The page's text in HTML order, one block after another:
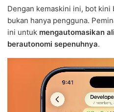
Dengan kemaskini ini, bot kini
bukan hanya pengguna.
ini untuk mengautomasikan
berautonomi sepenuhnya.